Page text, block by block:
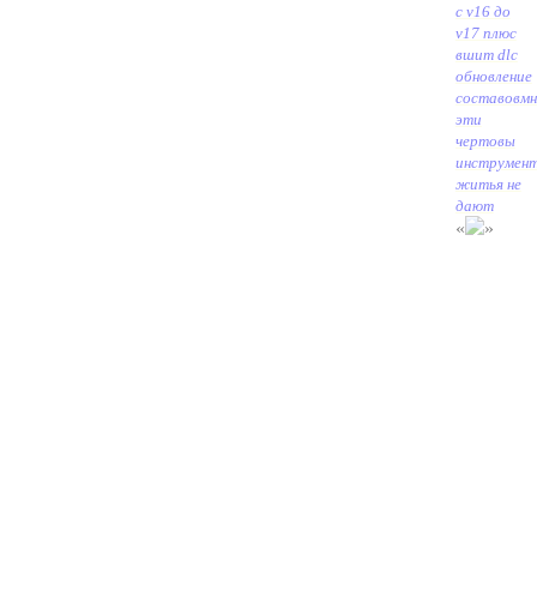
с v16 до
v17 плюс
вшит dlc
обновление
составов
эти
чертовы
житья не
дают